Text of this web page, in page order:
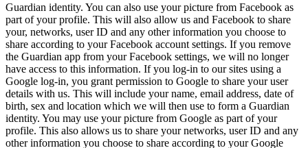
Guardian identity. You can also use your picture from Facebook as
part of your profile. This will also allow us and Facebook to share
your, networks, user ID and any other information you choose to
share according to your Facebook account settings. If you remove
the Guardian app from your Facebook settings, we will no longer
have access to this information. If you log-in to our sites using a
Google log-in, you grant permission to Google to share your user
details with us. This will include your name, email address, date of
birth, sex and location which we will then use to form a Guardian
identity. You may use your picture from Google as part of your
profile. This also allows us to share your networks, user ID and any
other information you choose to share according to your Google